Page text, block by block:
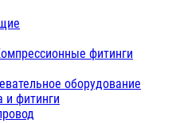
фитинги
оборудование
и фитинги